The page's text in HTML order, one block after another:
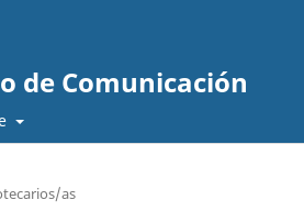
de Comunicación
as